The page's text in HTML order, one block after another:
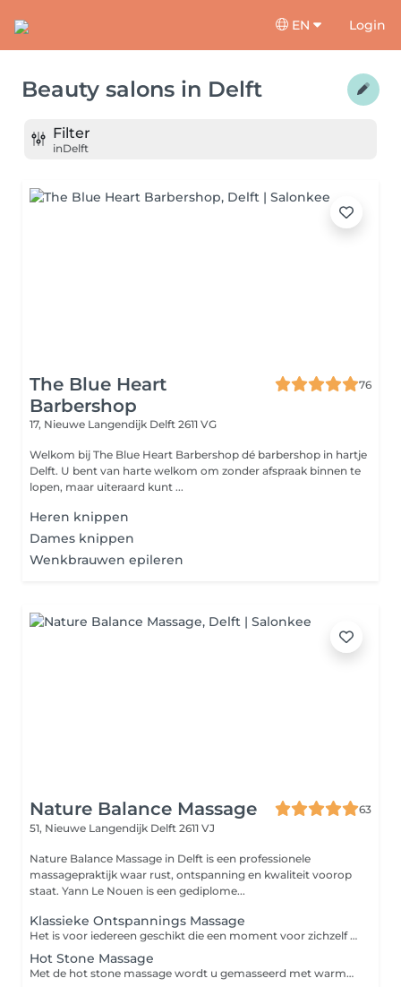
EN Login
Beauty salons in Delft
Filter
inDelft
The Blue Heart
Barbershop
76
17, Nieuwe Langendijk Delft 2611 VG
Welkom bij The Blue Heart Barbershop dé barbershop in hartje
Delft. U bent van harte welkom om zonder afspraak binnen te
lopen, maar uiteraard kunt ...
Heren knippen
Dames knippen
Wenkbrauwen epileren
Nature Balance Massage
63
51, Nieuwe Langendijk Delft 2611 VJ
Nature Balance Massage in Delft is een professionele
massagepraktijk waar rust, ontspanning en kwaliteit voorop
staat. Yann Le Nouen is een gediplome...
Klassieke Ontspannings Massage
Het is voor iedereen geschikt die een moment voor zichzelf nodig heeft en wil onthaasten.
Hot Stone Massage
Met de hot stone massage wordt u gemasseerd met warme stenen met een aangename temperatuur van tussen de 45 en 50 graden.